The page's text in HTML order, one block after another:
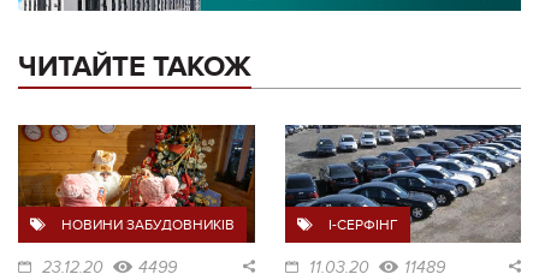
ЧИТАЙТЕ ТАКОЖ
НОВИНИ ЗАБУДОВНИКІВ
23.12.20 4499
I-СЕРФІНГ
11.03.20 11489